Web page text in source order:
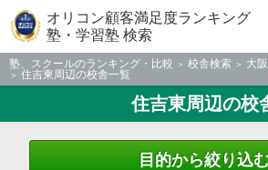
オリコン顧客満足度ランキング
塾・学習塾 検索
塾、スクールのランキング・比較 校舎検索
大
住吉東周辺の校舎一覧
住吉東周辺の校
目的から絞り込